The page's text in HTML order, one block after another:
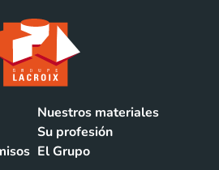
Nuestros materiales
Su profesión
El Grupo